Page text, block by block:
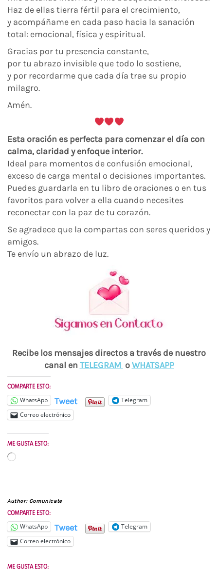
Haz de ellas tierra fértil para el crecimiento,
y acompáñame en cada paso hacia la sanación
total: emocional, física y espiritual.
Gracias por tu presencia constante,
por tu abrazo invisible que todo lo sostiene,
y por recordarme que cada día trae su propio
milagro.
Amén.
Esta oración es perfecta para comenzar el día con
calma, claridad y enfoque interior.
Ideal para momentos de confusión emocional,
exceso de carga mental o decisiones importantes.
Puedes guardarla en tu libro de oraciones o en tus
favoritos para volver a ella cuando necesites
reconectar con la paz de tu corazón.
Se agradece que la compartas con seres queridos y
amigos.
Te envío un abrazo de luz.
Recibe los mensajes directos a través de nuestro
canal en TELEGRAM oWHATSAPP
COMPARTE ESTO:
WhatsApp Tweet
Telegram
Correo electrónico
ME GUSTA ESTO:
Cargando...
Author: Comunicate
COMPARTE ESTO:
WhatsApp Tweet
Telegram
Correo electrónico
ME GUSTA ESTO: